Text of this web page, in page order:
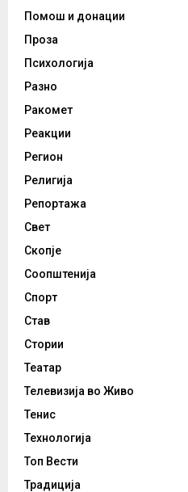
Помош и донации
Проза
Психологија
Разно
Ракомет
Реакции
Регион
Религија
Репортажа
Свет
Скопје
Соопштенија
Спорт
Став
Стории
Театар
Телевизија во Живо
Тенис
Технологија
Топ Вести
Традиција